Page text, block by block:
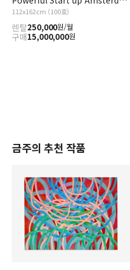
112x162cm (100호)
렌탈250,000원/월
구매15,000,000원
금주의 추천 작품